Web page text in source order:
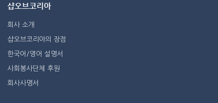
샵오브코리아
회사 소개
샵오브코리아의 장점
한국어/영어 설명서
사회봉사단체 후원
회사사명서